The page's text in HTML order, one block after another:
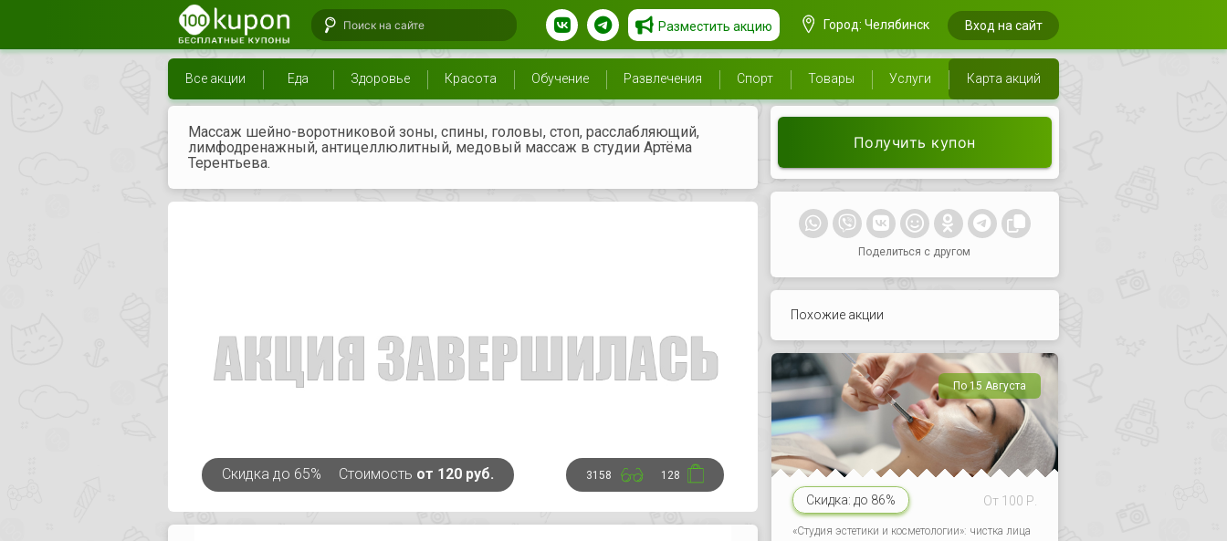
Разместить акцию Город: Челябинск Вход на сайт
Все акции Еда Здоровье Красота Обучение Развлечения Спорт Товары Услуги Карта акций
Массаж шейно-воротниковой зоны, спины, головы, стоп, расслабляющий,
лимфодренажный, антицеллюлитный, медовый массаж в студии Артёма
Терентьева.
Скидка до 65% Стоимость от 120 руб. 3158 128
Получить купон
Поделиться с другом
Похожие акции
По 15 Августа
Скидка: до 86% От 100 Р.
«Студия эстетики и косметологии»: чистка лица